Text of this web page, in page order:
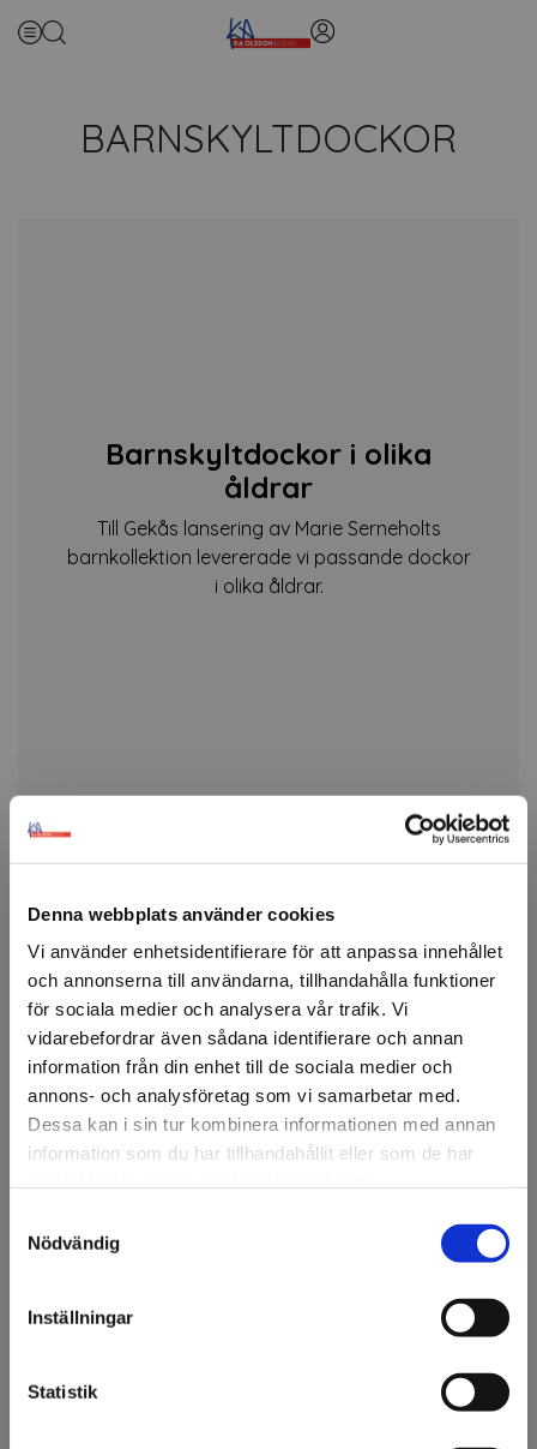
Denna webbplats använder cookies
Vi använder enhetsidentifierare för att anpassa innehållet
och annonserna till användarna, tillhandahålla funktioner
för sociala medier och analysera vår trafik. Vi
vidarebefordrar även sådana identifierare och annan
information från din enhet till de sociala medier och
annons- och analysföretag som vi samarbetar med.
Dessa kan i sin tur kombinera informationen med annan
information som du har tillhandahållit eller som de har
Nödvändig
Inställningar
Statistik
BARNSKYLTDOCKOR
Barnskyltdockor i olika
åldrar
Till Gekås lansering av Marie Serneholts
barnkollektion levererade vi passande dockor
i olika åldrar.